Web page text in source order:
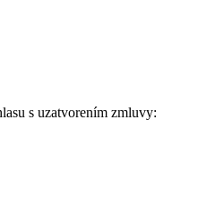
s uzatvorením zmluvy: